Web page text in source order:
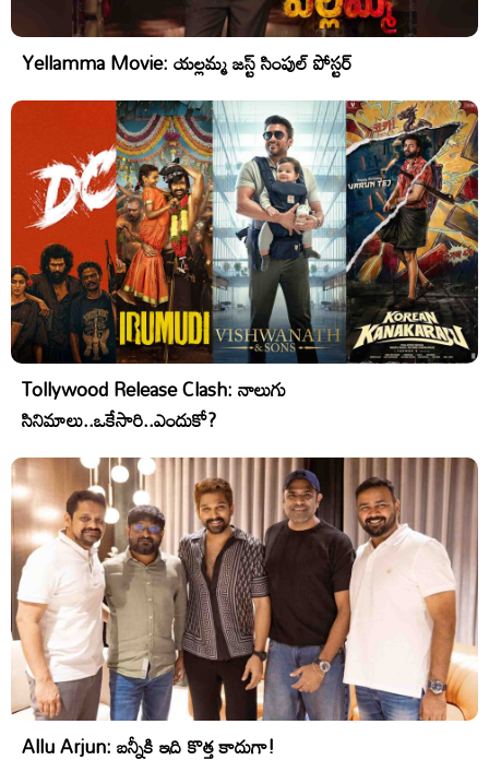
Yellamma Movie: యల్లమ్మ జస్ట్ సింపుల్ పోస్టర్
Tollywood Release Clash: నాలుగు
సినిమాలు..ఒకేసారి..ఎందుకో?
Allu Arjun: బన్నీకి ఇది కొత్త కాదుగా!